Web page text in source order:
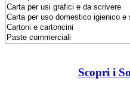
Scopri i